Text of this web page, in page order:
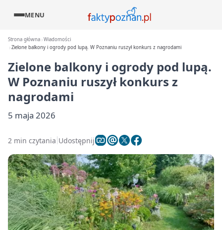
MENU
Strona główna Wiadomości
Zielone balkony i ogrody pod lupą. W Poznaniu ruszył konkurs z nagrodami
Zielone balkony i ogrody pod lupą.
W Poznaniu ruszył konkurs z
nagrodami
5 maja 2026
2 min czytania Udostępnij